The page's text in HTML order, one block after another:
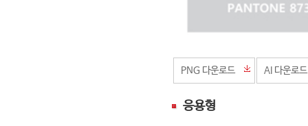
PNG 다운로드 AI 다운로드
응용형